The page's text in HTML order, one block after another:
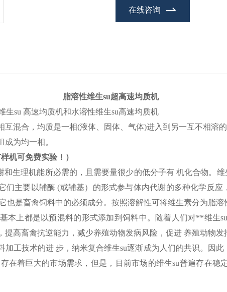
在线咨询
脂溶性维生su超高速均质机
生su 高速均质机和水溶性维生su高速均质机
互混合，均质是一相(液体、固体、气体)进入到另一互不相溶
为均一相。
机可免费实验！）
和生理机能所必需的，且需要量很少的低分子有 机化合物。
们主要以辅酶 (或辅基）的形式参与体内代谢的多种化学反应
也是畜禽饲料中的必须成分。按照溶解性可将维生素分为脂溶
本上都是以预混料的形式添加到饲料中。随着人们对**维生
提高畜禽抗逆能力，减少养殖动物发病风险，促进 养殖动物
加工技术的进 步，纳米复合维生su逐渐成为人们的共识。因
在着巨大的市场需求，但是，目前市场的维生su普遍存在稳